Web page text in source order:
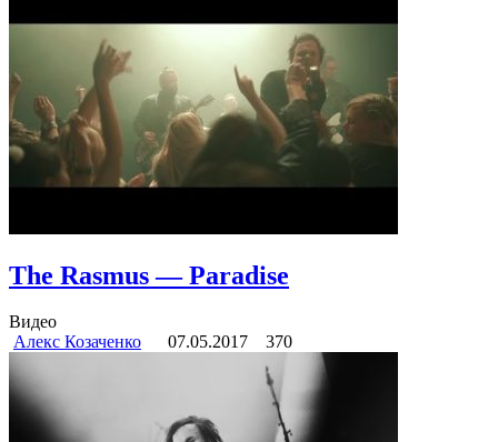
The Rasmus — Paradise
Видео
Алекс Козаченко
07.05.2017 370